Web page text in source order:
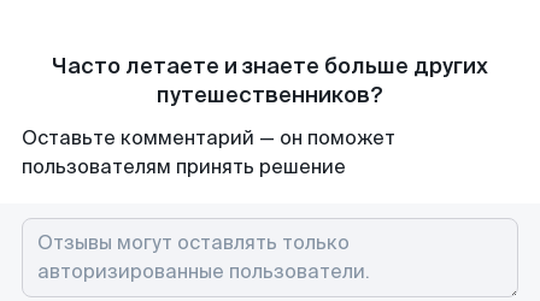
Часто летаете и знаете больше других
путешественников?
Оставьте комментарий — он поможет
пользователям принять решение